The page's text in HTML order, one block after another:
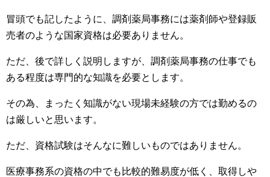
冒頭でも記したように、調剤薬局事務には薬剤師や登録販
売者のような国家資格は必要ありません。
ただ、後で詳しく説明しますが、調剤薬局事務の仕事でも
ある程度は専門的な知識を必要とします。
その為、まったく知識がない現場未経験の方では勤めるの
は厳しいと思います。
ただ、資格試験はそんなに難しいものではありません。
医療事務系の資格の中でも比較的難易度が低く、取得しや